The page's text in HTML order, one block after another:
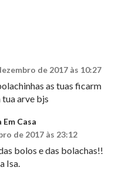
de 2017 às 10:27
as tuas ficarm
arve bjs
Casa
de 2017 às 23:12
bolos e das bolachas!!
Isa.